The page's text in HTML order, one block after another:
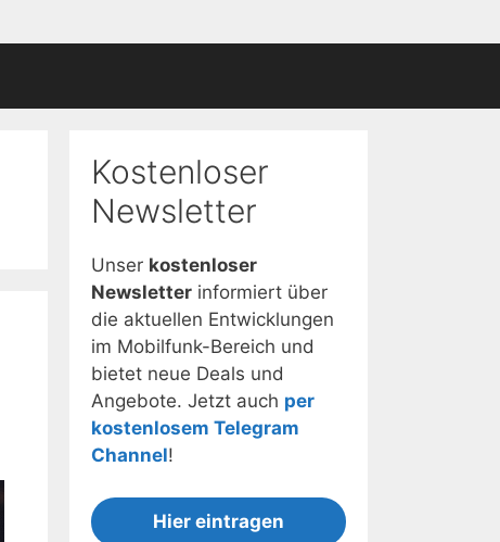
Kostenloser
Newsletter
Unser kostenloser
Newsletter informiert über
die aktuellen Entwicklungen
im Mobilfunk-Bereich und
bietet neue Deals und
Angebote. Jetzt auch per
kostenlosem Telegram
Channel!
Hier eintragen